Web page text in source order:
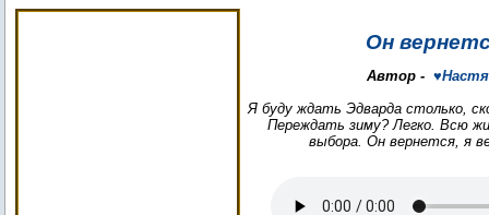
Он
Автор -
Я буду ждать Эдварда столько,
Переждать зиму? Легко. Всю
выбора. Он вернется, я